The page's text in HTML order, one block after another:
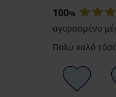
100%
αγορασμένο
Πολύ καλό